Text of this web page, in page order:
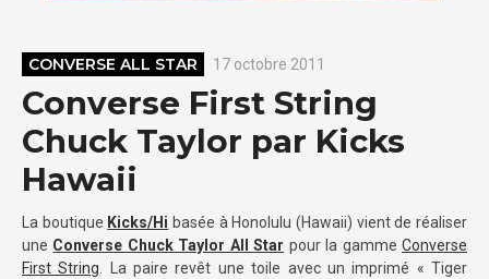
CONVERSE ALL STAR 17 octobre 2011
Converse First String
Chuck Taylor par Kicks
Hawaii
La boutique Kicks/Hi basée à Honolulu (Hawaii) vient de réaliser
une Converse Chuck Taylor All Star pour la gammeConverse
First String . La paire revêt une toile avec un imprimé « Tiger